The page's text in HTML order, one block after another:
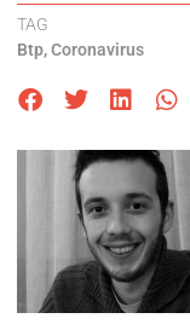
TAG
Btp,Coronavirus